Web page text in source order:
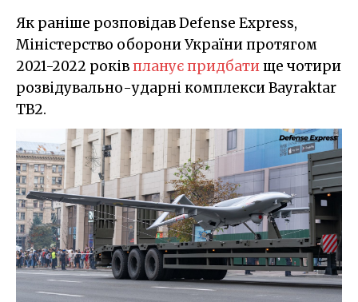
Як раніше розповідав Defense Express,
Міністерство оборони України протягом
2021-2022 роківпланує придбатище чотири
розвідувально-ударні комплекси Bayraktar
TB2.